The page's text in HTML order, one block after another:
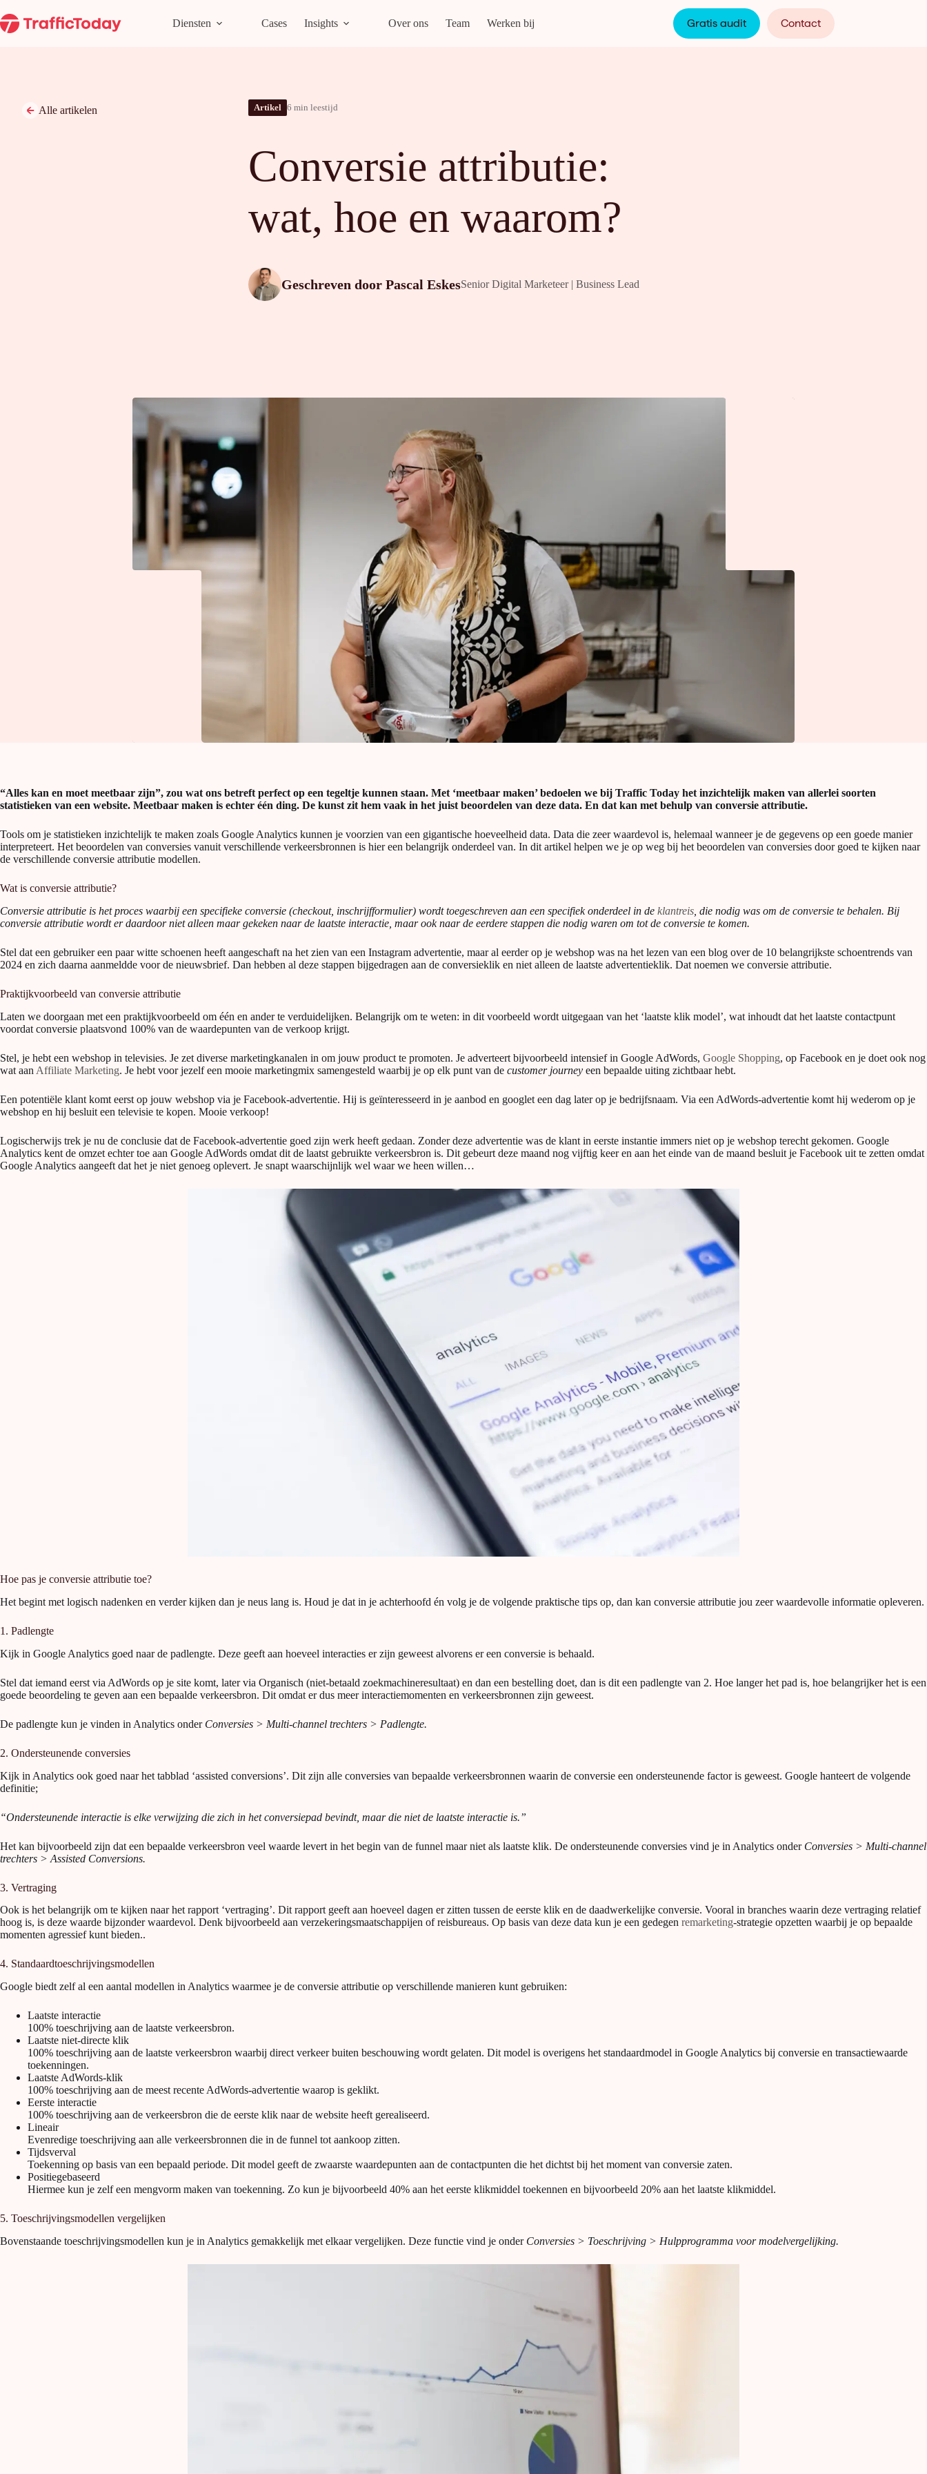
naar
de
Diensten Cases Insights Over ons Team Werken bij Gratis audit Contact
Alle artikelen Artikel 6 min leestijd
Conversie attributie:
wat, hoe en waarom?
Geschreven door Pascal EskesSenior Digital Marketeer | Business Lead
“Alles kan en moet meetbaar zijn”, zou wat ons betreft perfect op een tegeltje kunnen staan. Met ‘meetbaar maken’ bedoelen we bij Traffic Today het inzichtelijk maken van allerlei soorten
statistieken van een website. Meetbaar maken is echter één ding. De kunst zit hem vaak in het juist beoordelen van deze data. En dat kan met behulp van conversie attributie.
Tools om je statistieken inzichtelijk te maken zoals Google Analytics kunnen je voorzien van een gigantische hoeveelheid data. Data die zeer waardevol is, helemaal wanneer je de gegevens op een goede manier
interpreteert. Het beoordelen van conversies vanuit verschillende verkeersbronnen is hier een belangrijk onderdeel van. In dit artikel helpen we je op weg bij het beoordelen van conversies door goed te kijken naar
de verschillende conversie attributie modellen.
Wat is conversie attributie?
Conversie attributie is het proces waarbij een specifieke conversie (checkout, inschrijfformulier) wordt toegeschreven aan een specifiek onderdeel in de klantreis , die nodig was om de conversie te behalen. Bij
conversie attributie wordt er daardoor niet alleen maar gekeken naar de laatste interactie, maar ook naar de eerdere stappen die nodig waren om tot de conversie te komen.
Stel dat een gebruiker een paar witte schoenen heeft aangeschaft na het zien van een Instagram advertentie, maar al eerder op je webshop was na het lezen van een blog over de 10 belangrijkste schoentrends van
2024 en zich daarna aanmeldde voor de nieuwsbrief. Dan hebben al deze stappen bijgedragen aan de conversieklik en niet alleen de laatste advertentieklik. Dat noemen we conversie attributie.
Praktijkvoorbeeld van conversie attributie
Laten we doorgaan met een praktijkvoorbeeld om één en ander te verduidelijken. Belangrijk om te weten: in dit voorbeeld wordt uitgegaan van het ‘laatste klik model’, wat inhoudt dat het laatste contactpunt
voordat conversie plaatsvond 100% van de waardepunten van de verkoop krijgt.
Stel, je hebt een webshop in televisies. Je zet diverse marketingkanalen in om jouw product te promoten. Je adverteert bijvoorbeeld intensief in Google AdWords, Google Shopping, op Facebook en je doet ook nog
wat aan Affiliate Marketing. Je hebt voor jezelf een mooie marketingmix samengesteld waarbij je op elk punt van de customer journey een bepaalde uiting zichtbaar hebt.
Een potentiële klant komt eerst op jouw webshop via je Facebook-advertentie. Hij is geïnteresseerd in je aanbod en googlet een dag later op je bedrijfsnaam. Via een AdWords-advertentie komt hij wederom op je
webshop en hij besluit een televisie te kopen. Mooie verkoop!
Logischerwijs trek je nu de conclusie dat de Facebook-advertentie goed zijn werk heeft gedaan. Zonder deze advertentie was de klant in eerste instantie immers niet op je webshop terecht gekomen. Google
Analytics kent de omzet echter toe aan Google AdWords omdat dit de laatst gebruikte verkeersbron is. Dit gebeurt deze maand nog vijftig keer en aan het einde van de maand besluit je Facebook uit te zetten omdat
Google Analytics aangeeft dat het je niet genoeg oplevert. Je snapt waarschijnlijk wel waar we heen willen…
Hoe pas je conversie attributie toe?
Het begint met logisch nadenken en verder kijken dan je neus lang is. Houd je dat in je achterhoofd én volg je de volgende praktische tips op, dan kan conversie attributie jou zeer waardevolle informatie opleveren.
1. Padlengte
Kijk in Google Analytics goed naar de padlengte. Deze geeft aan hoeveel interacties er zijn geweest alvorens er een conversie is behaald.
Stel dat iemand eerst via AdWords op je site komt, later via Organisch (niet-betaald zoekmachineresultaat) en dan een bestelling doet, dan is dit een padlengte van 2. Hoe langer het pad is, hoe belangrijker het is een
goede beoordeling te geven aan een bepaalde verkeersbron. Dit omdat er dus meer interactiemomenten en verkeersbronnen zijn geweest.
De padlengte kun je vinden in Analytics onder Conversies > Multi-channel trechters > Padlengte.
2. Ondersteunende conversies
Kijk in Analytics ook goed naar het tabblad ‘assisted conversions’. Dit zijn alle conversies van bepaalde verkeersbronnen waarin de conversie een ondersteunende factor is geweest. Google hanteert de volgende
definitie;
“Ondersteunende interactie is elke verwijzing die zich in het conversiepad bevindt, maar die niet de laatste interactie is.”
Het kan bijvoorbeeld zijn dat een bepaalde verkeersbron veel waarde levert in het begin van de funnel maar niet als laatste klik. De ondersteunende conversies vind je in Analytics onder Conversies > Multi-channel
trechters > Assisted Conversions.
3. Vertraging
Ook is het belangrijk om te kijken naar het rapport ‘vertraging’. Dit rapport geeft aan hoeveel dagen er zitten tussen de eerste klik en de daadwerkelijke conversie. Vooral in branches waarin deze vertraging relatief
hoog is, is deze waarde bijzonder waardevol. Denk bijvoorbeeld aan verzekeringsmaatschappijen of reisbureaus. Op basis van deze data kun je een gedegen remarketing-strategie opzetten waarbij je op bepaalde
momenten agressief kunt bieden..
4. Standaardtoeschrijvingsmodellen
Google biedt zelf al een aantal modellen in Analytics waarmee je de conversie attributie op verschillende manieren kunt gebruiken:
Laatste interactie
100% toeschrijving aan de laatste verkeersbron.
Laatste niet-directe klik
100% toeschrijving aan de laatste verkeersbron waarbij direct verkeer buiten beschouwing wordt gelaten. Dit model is overigens het standaardmodel in Google Analytics bij conversie en transactiewaarde
toekenningen.
Laatste AdWords-klik
100% toeschrijving aan de meest recente AdWords-advertentie waarop is geklikt.
Eerste interactie
100% toeschrijving aan de verkeersbron die de eerste klik naar de website heeft gerealiseerd.
Lineair
Evenredige toeschrijving aan alle verkeersbronnen die in de funnel tot aankoop zitten.
Tijdsverval
Toekenning op basis van een bepaald periode. Dit model geeft de zwaarste waardepunten aan de contactpunten die het dichtst bij het moment van conversie zaten.
Positiegebaseerd
Hiermee kun je zelf een mengvorm maken van toekenning. Zo kun je bijvoorbeeld 40% aan het eerste klikmiddel toekennen en bijvoorbeeld 20% aan het laatste klikmiddel.
5. Toeschrijvingsmodellen vergelijken
Bovenstaande toeschrijvingsmodellen kun je in Analytics gemakkelijk met elkaar vergelijken. Deze functie vind je onder Conversies > Toeschrijving > Hulpprogramma voor modelvergelijking.